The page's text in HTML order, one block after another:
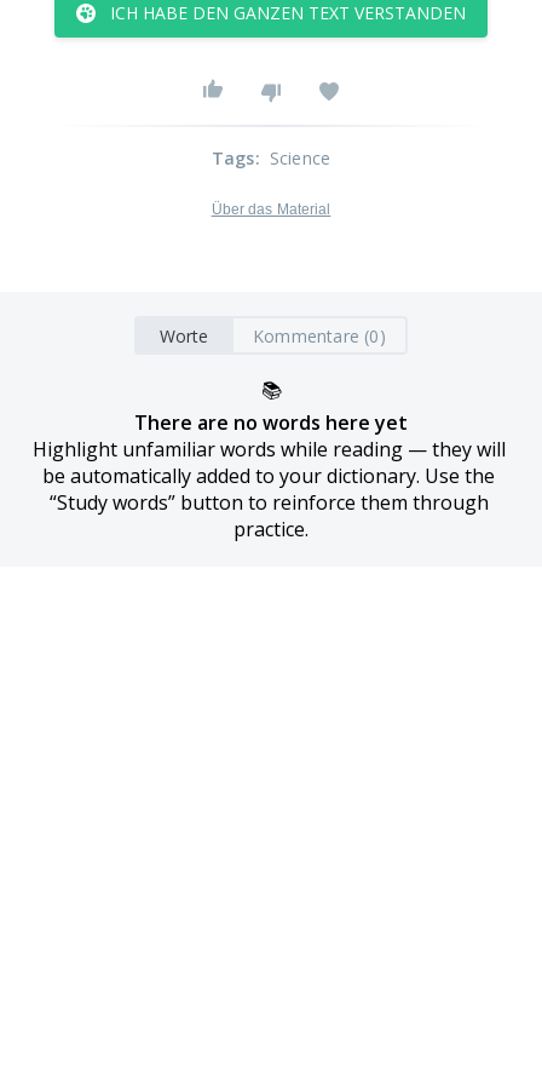
ICH HABE DEN GANZEN TEXT VERSTANDEN
Tags: Science
Über das Material
Worte Kommentare (0)
📚
There are no words here yet
Highlight unfamiliar words while reading — they will
be automatically added to your dictionary. Use the
“Study words” button to reinforce them through
practice.